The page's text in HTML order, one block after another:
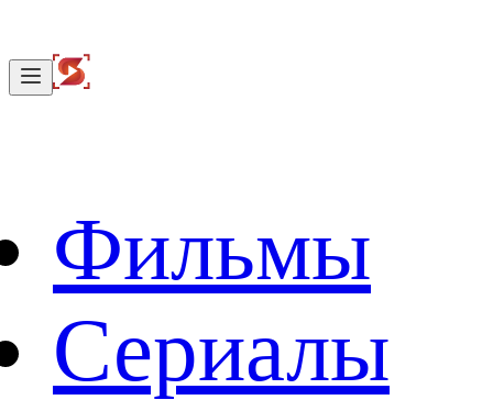
Фильмы
Сериалы